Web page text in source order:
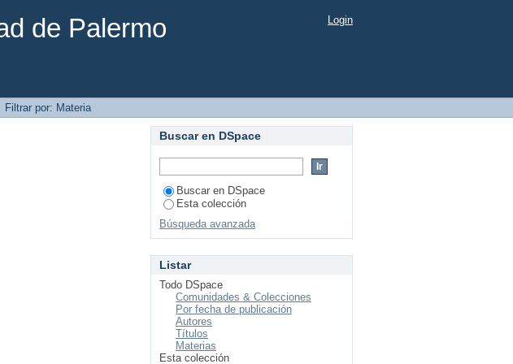
de Palermo Login
Filtrar por: Materia
Buscar en DSpace
Buscar en DSpace
Esta colección
Búsqueda avanzada
Listar
Todo DSpace
Comunidades & Colecciones
Por fecha de publicación
Autores
Títulos
Materias
Esta colección